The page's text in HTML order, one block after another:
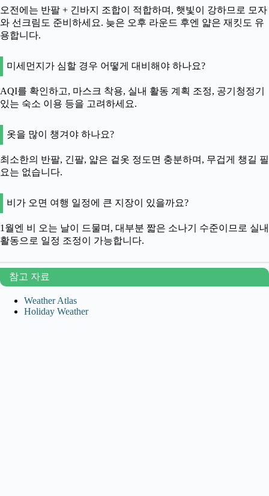
오전에는 반팔 + 긴바지 조합이 적합하며, 햇빛이 강하므로 모자
와 선크림도 준비하세요. 늦은 오후 라운드 후엔 얇은 재킷도 유
용합니다.
미세먼지가 심할 경우 어떻게 대비해야 하나요?
AQI를 확인하고, 마스크 착용, 실내 활동 계획 조정, 공기청정기
있는 숙소 이용 등을 고려하세요.
옷을 많이 챙겨야 하나요?
최소한의 반팔, 긴팔, 얇은 겉옷 정도면 충분하며, 무겁게 챙길 필
요는 없습니다.
비가 오면 여행 일정에 큰 지장이 있을까요?
1월엔 비 오는 날이 드물며, 대부분 짧은 소나기 수준이므로 실내
활동으로 일정 조정이 가능합니다.
참고 자료
Weather Atlas
Holiday Weather